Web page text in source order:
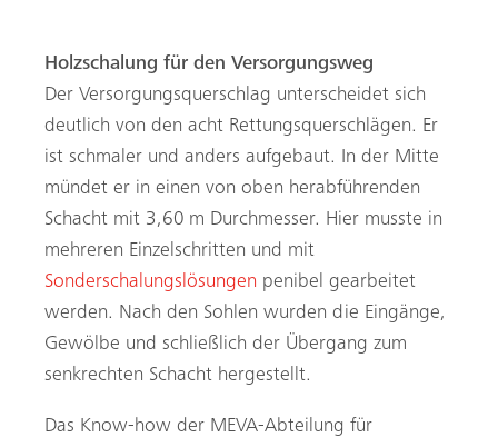
Holzschalung für den Versorgungsweg
Der Versorgungsquerschlag unterscheidet sich
deutlich von den acht Rettungsquerschlägen. Er
ist schmaler und anders aufgebaut. In der Mitte
mündet er in einen von oben herabführenden
Schacht mit 3,60 m Durchmesser. Hier musste in
mehreren Einzelschritten und mit
Sonderschalungslösungen penibel gearbeitet
werden. Nach den Sohlen wurden die Eingänge,
Gewölbe und schließlich der Übergang zum
senkrechten Schacht hergestellt.
Das Know-how der MEVA-Abteilung für